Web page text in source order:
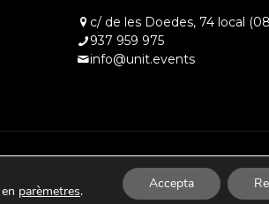
c/ de les Doedes, 74 local
937 959 975
info@unit.events
parèmetres. Accepta